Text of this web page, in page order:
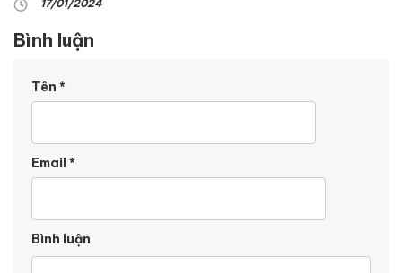
17/01/2024
Bình luận
Tên *
Email*
Bình luận